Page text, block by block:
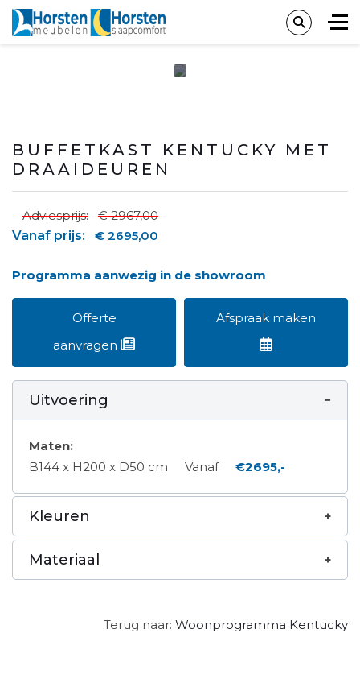
BUFFETKAST KENTUCKY MET
DRAAIDEUREN
Adviesprijs:
€ 2967,00
Vanaf prijs:
€ 2695,00
Programma aanwezig in de showroom
Offerte
aanvragen
Afspraak maken
Uitvoering
Maten:
B144 x H200 x D50 cm
Vanaf €2695,-
Kleuren
Materiaal
Terug naar: Woonprogramma Kentucky